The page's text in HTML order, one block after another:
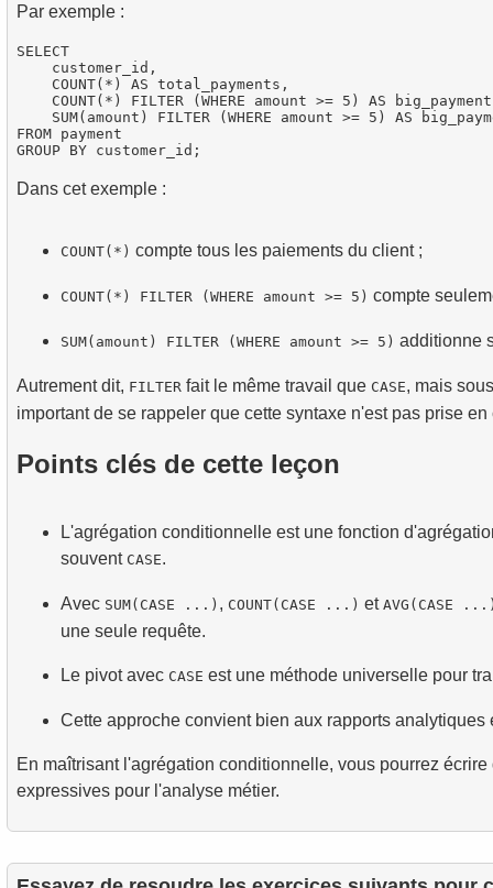
Par exemple :
SELECT
    customer_id,
    COUNT(*) AS total_payments,
COUNT(*) FILTER (WHERE amount >= 5) AS
SUM(amount) FILTER (WHERE amount >= 5) AS
FROM payment
Dans cet exemple :
COUNT(*) compte tous les paiements du client ;
COUNT(*) FILTER (WHERE amount >= 5) compte
SUM(amount) FILTER (WHERE amount >= 5) additionne
Autrement dit, FILTER fait le même travail que CASE, mais
important de se rappeler que cette syntaxe n'est pas prise
Points clés de cette leçon
L'agrégation conditionnelle est une fonction
souvent CASE.
Avec SUM(CASE ...) , COUNT(CASE ...) et AVG(CASE
une seule requête.
Le pivot avec CASE est une méthode universelle pour
Cette approche convient bien aux rapports analytiques
En maîtrisant l'agrégation conditionnelle, vous pourrez
expressives pour l'analyse métier.